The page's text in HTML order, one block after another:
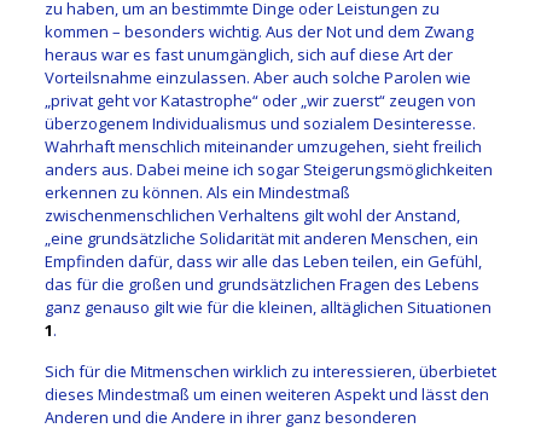
zu haben, um an bestimmte Dinge oder Leistungen zu
kommen – besonders wichtig. Aus der Not und dem Zwang
heraus war es fast unumgänglich, sich auf diese Art der
Vorteilsnahme einzulassen. Aber auch solche Parolen wie
„privat geht vor Katastrophe“ oder „wir zuerst“ zeugen von
überzogenem Individualismus und sozialem Desinteresse.
Wahrhaft menschlich miteinander umzugehen, sieht freilich
anders aus. Dabei meine ich sogar Steigerungsmöglichkeiten
erkennen zu können. Als ein Mindestmaß
zwischenmenschlichen Verhaltens gilt wohl der Anstand,
„eine grundsätzliche Solidarität mit anderen Menschen, ein
Empfinden dafür, dass wir alle das Leben teilen, ein Gefühl,
das für die großen und grundsätzlichen Fragen des Lebens
ganz genauso gilt wie für die kleinen, alltäglichen Situationen
1.
Sich für die Mitmenschen wirklich zu interessieren, überbietet
dieses Mindestmaß um einen weiteren Aspekt und lässt den
Anderen und die Andere in ihrer ganz besonderen